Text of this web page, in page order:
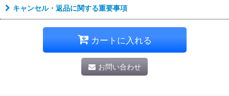
キャンセル・返品に関する重要事項
カートに入れる
お問い合わせ